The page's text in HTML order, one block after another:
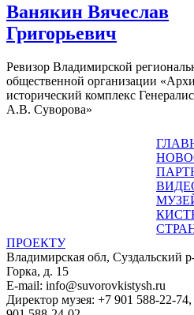
Ванякин Вячеслав
Григорьевич
Ревизор Владимирской
общественной организации
исторический комплекс
А.В. Суворова»
ПРОЕКТУ
Владимирская обл, Суздальский
Горка, д. 15
E-mail: info@suvorovkistysh.ru
Директор музея: +7 901 588-22-